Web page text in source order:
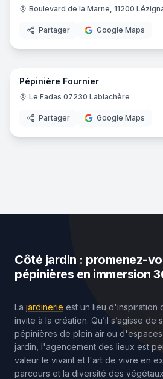
Boulevard de la Marne, 11200
Partager Google Maps
Pépinière Fournier
Le Fadas 07230 Lablachère‎
Partager Google Maps
Côté jardin : promenez-
pépinières en immersion
La jardinerie est un lieu d'inspiration
invite à la création. Qu’il s’agisse
pépinières de plein air ou
jardin, l'agencement des lieux est
valeur le vivant et l'art de vivre en
parcours et la diversité des